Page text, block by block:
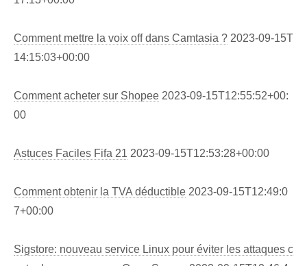
Comment mettre la voix off dans Camtasia ? 2023-09-15T
14:15:03+00:00
Comment acheter sur Shopee 2023-09-15T12:55:52+00:
00
Astuces Faciles Fifa 21 2023-09-15T12:53:28+00:00
Comment obtenir la TVA déductible 2023-09-15T12:49:0
7+00:00
Sigstore: nouveau service Linux pour éviter les attaques c